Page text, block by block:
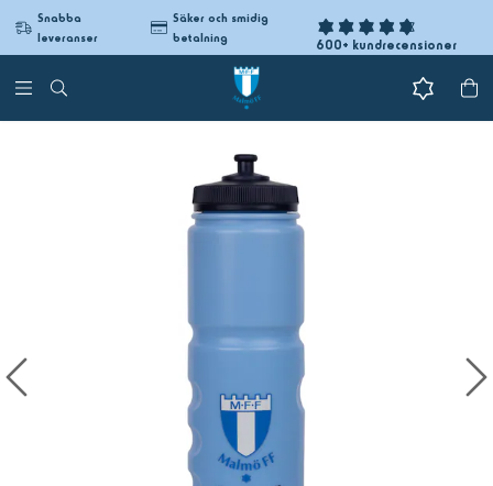
Snabba
leveranser
Säker och smidig
betalning
600+ kundrecensioner